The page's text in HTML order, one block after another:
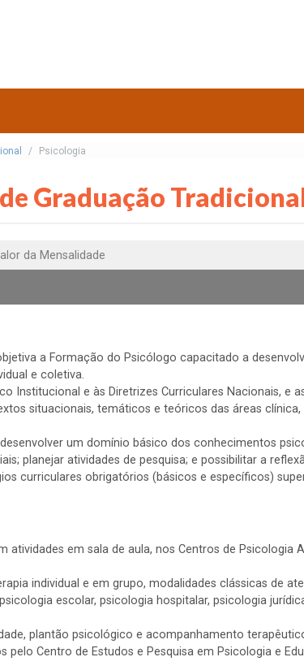
Psicologia
Graduação
da Mensalidade
a Formação do Psicólogo capacitado a
e coletiva.
Institucional e às Diretrizes Curriculares Nacionais, e
situacionais, temáticos e teóricos das áreas
um domínio básico dos conhecimentos
planejar atividades de pesquisa; e possibilitar a
curriculares obrigatórios (básicos e específicos)
em sala de aula, nos Centros de Psicologia
individual e em grupo, modalidades clássicas de
escolar, psicologia hospitalar, psicologia
plantão psicológico e acompanhamento
Centro de Estudos e Pesquisa em Psicologia e